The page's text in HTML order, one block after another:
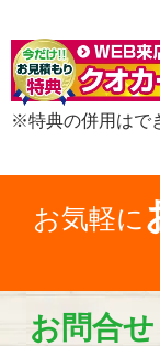
※特典の併用はで
お気軽に
お問合